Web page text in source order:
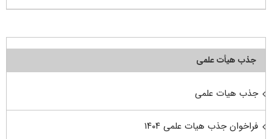
جذب هیأت علمی
جذب هیات علمی
فراخوان جذب هیات علمی ۱۴۰۴